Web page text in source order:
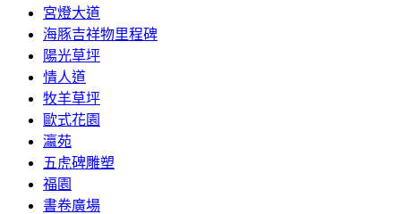
宮燈大道
海豚吉祥物里程碑
陽光草坪
情人道
牧羊草坪
歐式花園
瀛苑
五虎碑雕塑
福園
書卷廣場